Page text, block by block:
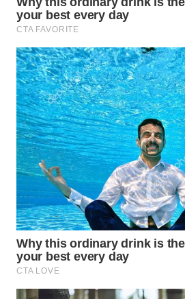
TEBING
TINGGI
WN
PAKPAK
WN
KARAWANG
WN
BEKASI
WN
BOGOR
WN
DEPOK